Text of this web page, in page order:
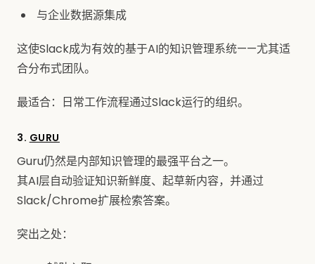
与企业数据源集成
这使Slack成为有效的基于AI的知识管理系统——尤其适
合分布式团队。
最适合：日常工作流程通过Slack运行的组织。
3. GURU
Guru仍然是内部知识管理的最强平台之一。
其AI层自动验证知识新鲜度、起草新内容，并通过
Slack/Chrome扩展检索答案。
突出之处：